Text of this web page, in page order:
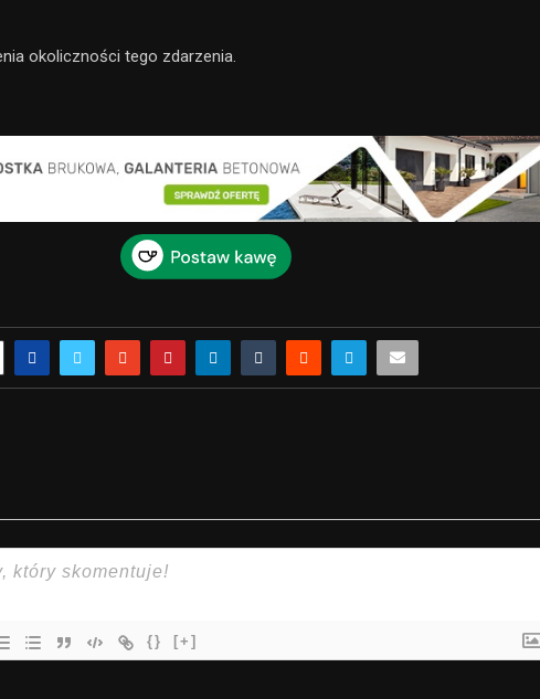
okoliczności tego zdarzenia.
{} [+]